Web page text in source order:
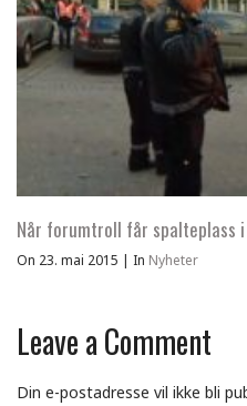
Når forumtroll får spalteplass
On 23. mai 2015 | In Nyheter
Leave a Comment
Din e-postadresse vil ikke bli